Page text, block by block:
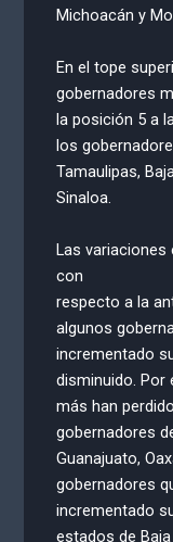
Michoacán y
En el tope
gobernadores
la posición 5 a
los
Tamaulipas,
Sinaloa.
Las
con
respecto a la
algunos
incrementado
disminuido. Por
más han
gobernadores
Guanajuato,
gobernadores
incrementado
estados de